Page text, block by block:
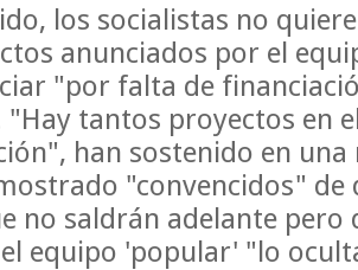
los socialistas no
anunciados por el
"por falta de
tantos proyectos en
han sostenido en
"convencidos" de
no saldrán adelante pero
equipo 'popular' "lo